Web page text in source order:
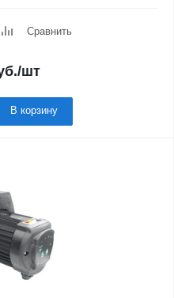
Сравнить
/шт
В корзину